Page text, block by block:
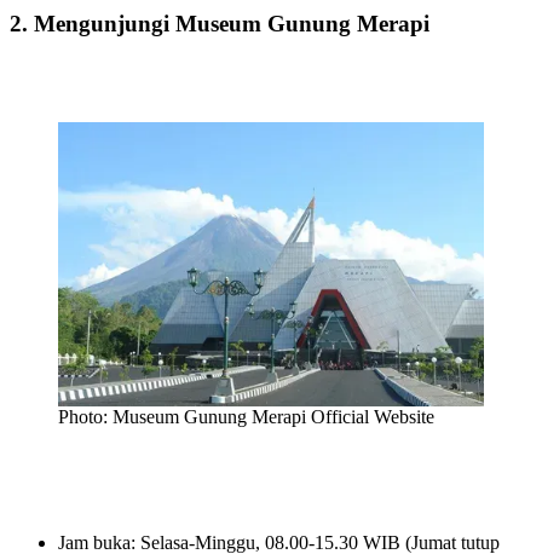
2. Mengunjungi Museum Gunung Merapi
Photo: Museum Gunung Merapi Official Website
Jam buka: Selasa-Minggu, 08.00-15.30 WIB (Jumat tutup